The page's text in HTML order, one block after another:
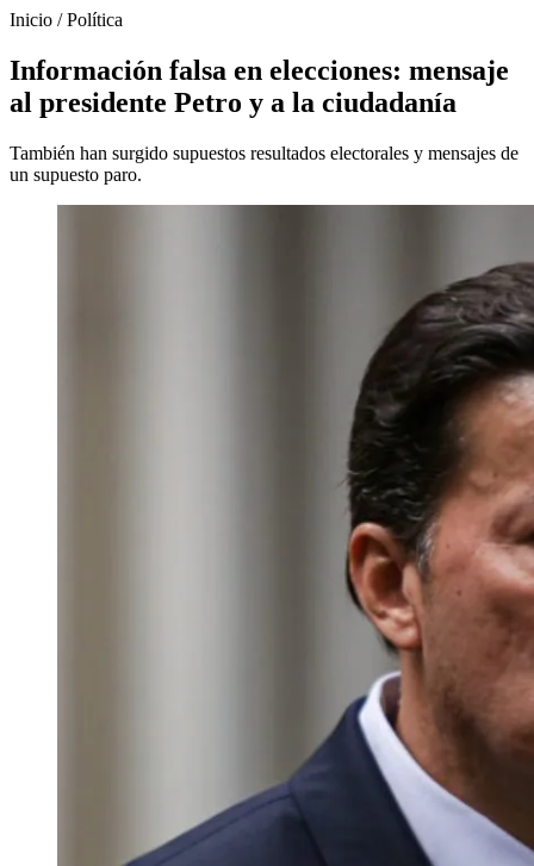
Inicio /Política
Información falsa en elecciones: mensaje
al presidente Petro y a la ciudadanía
También han surgido supuestos resultados electorales y mensajes de
un supuesto paro.